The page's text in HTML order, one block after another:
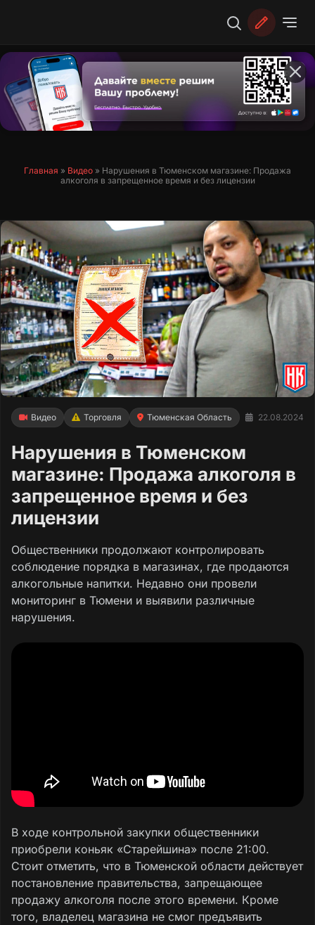
Главная » Видео » Нарушения в Тюменском магазине: Продажа
алкоголя в запрещенное время и без лицензии
Видео Торговля Тюменская Область 22.08.2024
Нарушения в Тюменском
магазине: Продажа алкоголя в
запрещенное время и без
лицензии
Общественники продолжают контролировать
соблюдение порядка в магазинах, где продаются
алкогольные напитки. Недавно они провели
мониторинг в Тюмени и выявили различные
нарушения.
В ходе контрольной закупки общественники
приобрели коньяк «Старейшина» после 21:00.
Стоит отметить, что в Тюменской области действует
постановление правительства, запрещающее
продажу алкоголя после этого времени. Кроме
того, владелец магазина не смог предъявить